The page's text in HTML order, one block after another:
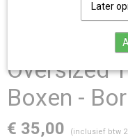
Oversized
Boxen -
€ 35,00 (inclusief btw
Later